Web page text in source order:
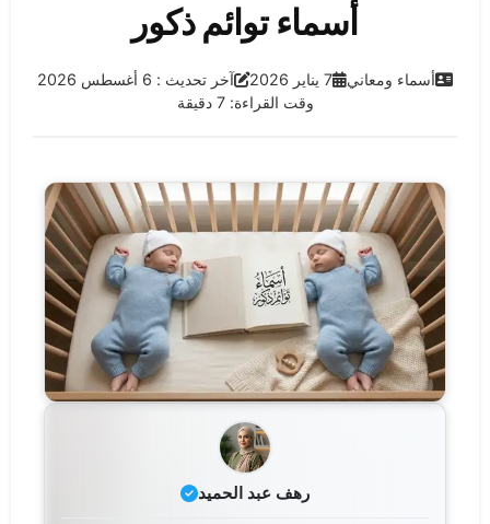
أسماء توائم ذكور
الفئة:أسماء ومعانيتاريخ النشر:
7 يناير 2026 آخر تحديث:
آخر تحديث : 6 أغسطس 2026
وقت القراءة: 7 دقيقة
رهف عبد الحميد